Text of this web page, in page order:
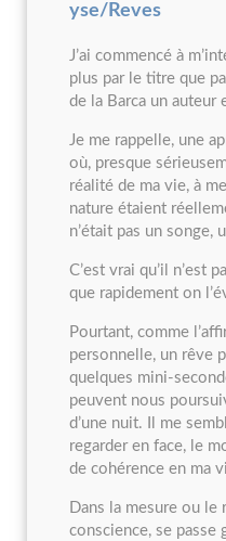
yse/Reves
J’ai commencé à
plus par le titre que
de la Barca un auteur
Je me rappelle, une
où, presque
réalité de ma vie, à
nature étaient
n’était pas un songe,
C’est vrai qu’il n’est
que rapidement on
Pourtant, comme
personnelle, un rêve
quelques mini-
peuvent nous
d’une nuit. Il me
regarder en face, le
de cohérence en ma
Dans la mesure ou
conscience, se passe